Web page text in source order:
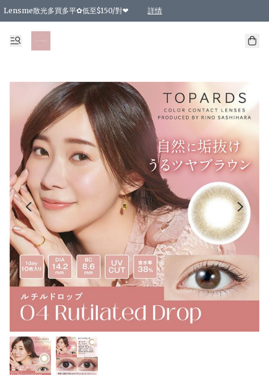
Lensme散光多買多平✿低至$150/對❤ 詳情
台灣Karacon⁩✧日拋 特價清貨❁⃘
日本韓國多款日/月拋現貨☼ 特價❤︎數量有限 售完即止
🇰🇷韓國多款月拋現貨 特價兩對$99✿數量有限 售完即止♫
精選商品，任選買2件或以上9 折；買4件或以上85 折；買6件或以上8 折
精選商品，任選買2件HKD 140.00；買4件HKD 260.00
精選商品，任選買2件HKD 190.00；買4件HKD 360.00
精選商品，任選買2件HKD 110.00；買4件HKD 180.00
精選商品，任選買2件HKD 170.00；買4件HKD 320.00
精選商品，任選買2件或以上減HKD 148.00
精選商品，任選買2件或以上減HKD 148.00
精選商品，任選買2件或以上95 折；買4件或以上9 折；買6件或以上85 折；買8件
精選商品，任選買12件或以上87 折
精選商品，任選買2件或以上減HKD 16.00；買4件或以上減HKD 32.00；買6
精選商品，任選買2件或以上95 折；買4件或以上9 折；買8件或以上85 折；買12
購物滿 HKD 800.00即享免運費優惠！（適用於 特定的送貨方式 )